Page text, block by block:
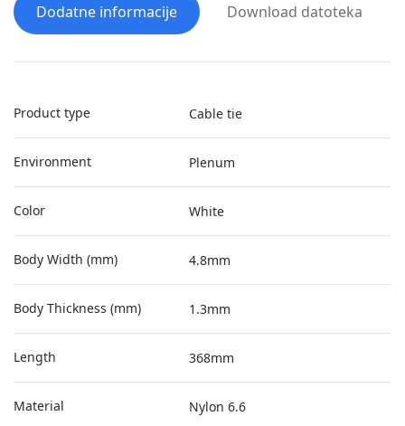
Dodatne informacije Download datoteka
Product type Cable tie
Environment Plenum
Color White
Body Width (mm) 4.8mm
Body Thickness (mm) 1.3mm
Length 368mm
Material Nylon 6.6